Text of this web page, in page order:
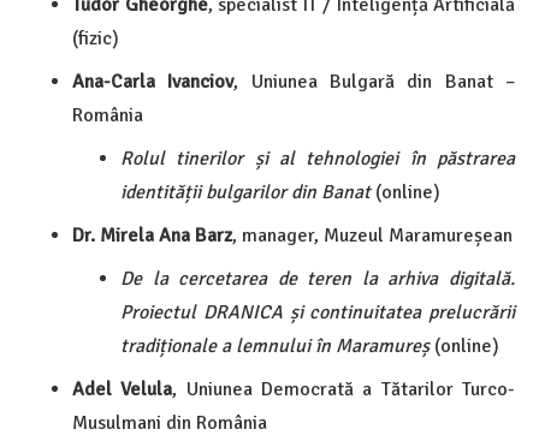
Tudor Gheorghe, specialist IT / Inteligență Artificială
(fizic)
Ana-Carla Ivanciov, Uniunea Bulgară din Banat –
România
Rolul tinerilor și al tehnologiei în păstrarea
identității bulgarilor din Banat(online)
Dr. Mirela Ana Barz, manager, Muzeul Maramureșean
De la cercetarea de teren la arhiva digitală.
Proiectul DRANICA și continuitatea prelucrării
tradiționale a lemnului în Maramureș(online)
Adel Velula, Uniunea Democrată a Tătarilor Turco-
Musulmani din România